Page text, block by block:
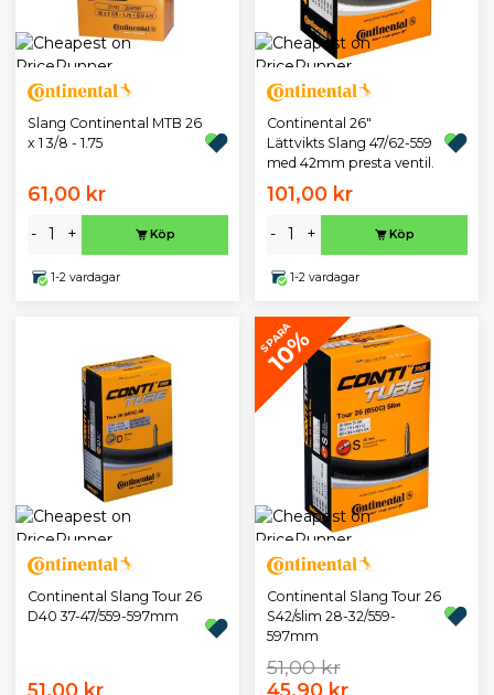
Slang Continental MTB 26
x 1 3/8 - 1.75
61,00 kr
- + Köp
1-2 vardagar
Continental 26"
Lättvikts Slang 47/62-559
med 42mm presta ventil.
101,00 kr
- + Köp
1-2 vardagar
Continental Slang Tour 26
D40 37-47/559-597mm
51,00 kr
SPARA
10%
Continental Slang Tour 26
S42/slim 28-32/559-
597mm
51,00 kr
45,90 kr